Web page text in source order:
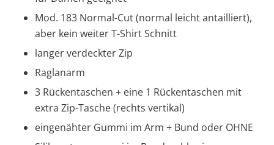
Mod. 183 Normal-Cut (normal leicht antailliert),
aber kein weiter T-Shirt Schnitt
langer verdeckter Zip
Raglanarm
3 Rückentaschen + eine 1 Rückentaschen mit
extra Zip-Tasche (rechts vertikal)
eingenähter Gummi im Arm + Bund oder OHNE